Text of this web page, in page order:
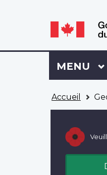
switcher
switcher
Se
connecter
à
Dossier
Menu
MENU
Accueil